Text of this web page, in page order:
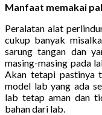
Manfaat memakai
Peralatan alat
cukup banyak
sarung tangan dan
masing-masing pada
Akan tetapi pastinya
model lab yang ada
lab tetap aman dan
bahan dari lab.